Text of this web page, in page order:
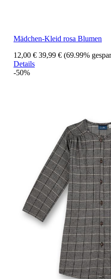
Mädchen-Kleid rosa Blumen
12,00 € 39,99 € (69.99%
Details
-50%